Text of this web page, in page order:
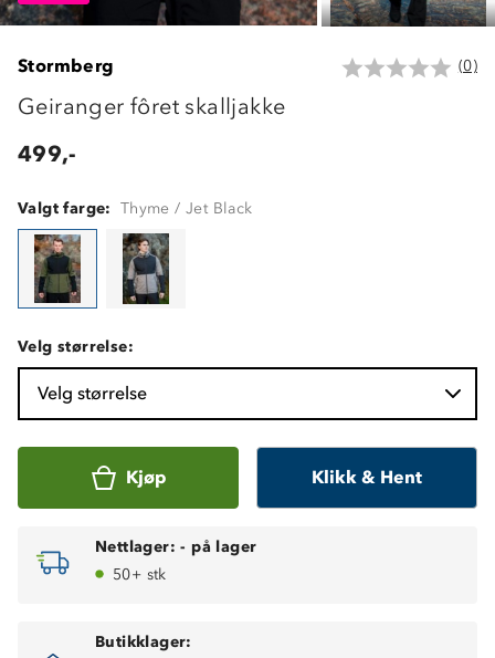
Stormberg (0)
Geiranger fôret skalljakke
499,-
Valgt farge: Thyme / Jet Black
Velg størrelse:
Velg størrelse
Kjøp Klikk & Hent
Nettlager: - på lager
50+ stk
Butikklager: